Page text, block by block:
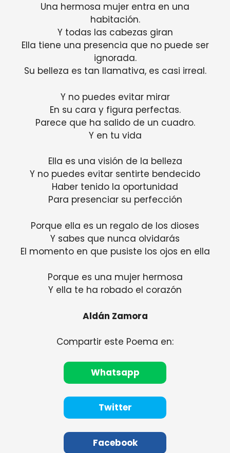
Una hermosa mujer entra en una
habitación.
Y todas las cabezas giran
Ella tiene una presencia que no puede ser
ignorada.
Su belleza es tan llamativa, es casi irreal.
Y no puedes evitar mirar
En su cara y figura perfectas.
Parece que ha salido de un cuadro.
Y en tu vida
Ella es una visión de la belleza
Y no puedes evitar sentirte bendecido
Haber tenido la oportunidad
Para presenciar su perfección
Porque ella es un regalo de los dioses
Y sabes que nunca olvidarás
El momento en que pusiste los ojos en ella
Porque es una mujer hermosa
Y ella te ha robado el corazón
Aldán Zamora
Compartir este Poema en:
Whatsapp
Twitter
Facebook